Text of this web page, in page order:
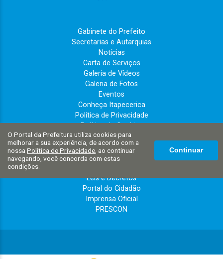
Gabinete do Prefeito
Secretarias e Autarquias
Notícias
Carta de Serviços
Galeria de Vídeos
Galeria de Fotos
Eventos
Conheça Itapecerica
Política de Privacidade
Política de Cookies
Governo
Perguntas Frequentes
Telefones Úteis
Leis e Decretos
Portal do Cidadão
Imprensa Oficial
PRESCON
O Portal da Prefeitura utiliza cookies para
melhorar a sua experiência, de acordo com a
nossa Política de Privacidade , ao continuar
navegando, você concorda com estas
condições.
Continuar